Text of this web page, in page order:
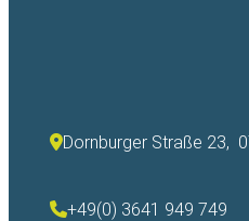
Dornburger Straße 23,
+49(0) 3641 949 749